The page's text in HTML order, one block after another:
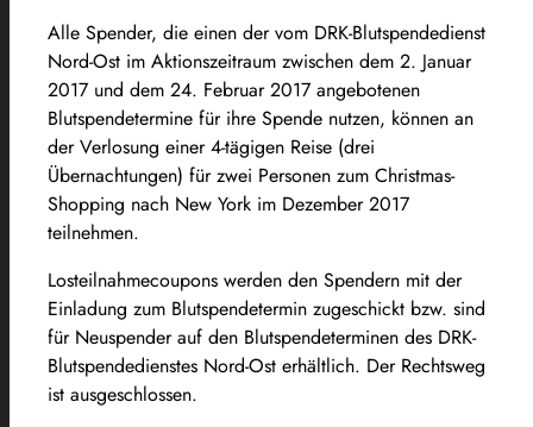
Alle Spender, die einen der vom DRK-Blutspendedienst
Nord-Ost im Aktionszeitraum zwischen dem 2. Januar
2017 und dem 24. Februar 2017 angebotenen
Blutspendetermine für ihre Spende nutzen, können an
der Verlosung einer 4-tägigen Reise (drei
Übernachtungen) für zwei Personen zum Christmas-
Shopping nach New York im Dezember 2017
teilnehmen.
Losteilnahmecoupons werden den Spendern mit der
Einladung zum Blutspendetermin zugeschickt bzw. sind
für Neuspender auf den Blutspendeterminen des DRK-
Blutspendedienstes Nord-Ost erhältlich. Der Rechtsweg
ist ausgeschlossen.